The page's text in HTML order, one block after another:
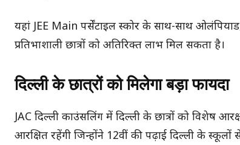
यहां JEE Main पर्सेंटाइल स्कोर के साथ-साथ
प्रतिभाशाली छात्रों को अतिरिक्त लाभ मिल सकता है।
दिल्ली के छात्रों को मिलेगा बड़ा फायदा
JAC दिल्ली काउंसलिंग में दिल्ली के छात्रों को विशेष
आरक्षित रहेंगी जिन्होंने 12वीं की पढ़ाई दिल्ली के स्कूलों